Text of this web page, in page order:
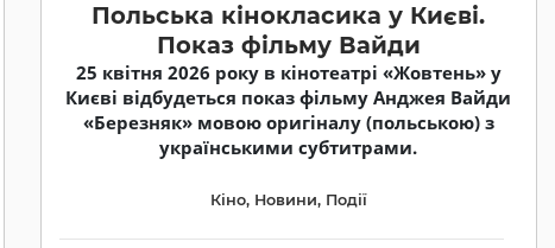
Польська кінокласика у Києві.
Показ фільму Вайди
25 квітня 2026 року в кінотеатрі «Жовтень» у
Києві відбудеться показ фільму Анджея Вайди
«Березняк» мовою оригіналу (польською) з
українськими субтитрами.
Кіно, Новини, Події